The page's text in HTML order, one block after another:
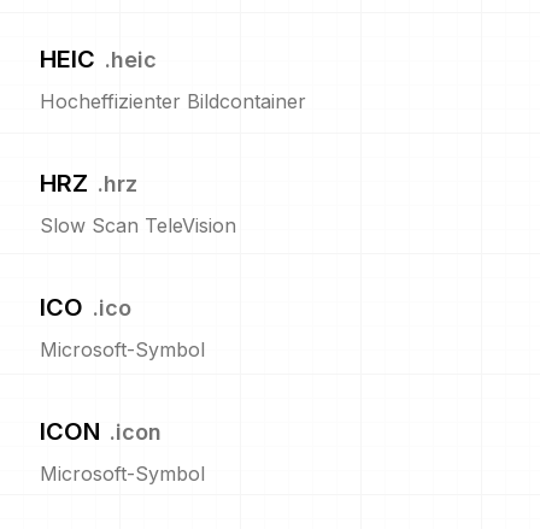
HEIC .heic
Hocheffizienter Bildcontainer
HRZ .hrz
Slow Scan TeleVision
ICO .ico
Microsoft-Symbol
ICON .icon
Microsoft-Symbol